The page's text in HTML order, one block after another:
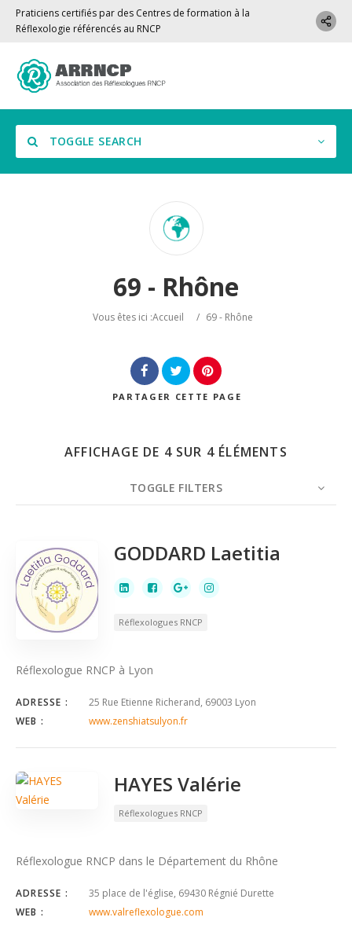
Praticiens certifiés par des Centres de formation à la
Réflexologie référencés au RNCP
TOGGLE SEARCH
Recherche
69 - Rhône
Vous êtes ici :Accueil / 69 - Rhône
PARTAGER CETTE PAGE
AFFICHAGE DE 4 SUR 4 ÉLÉMENTS
TOGGLE FILTERS
GODDARD Laetitia
Réflexologues RNCP
Réflexologue RNCP à Lyon
ADRESSE :
25 Rue Etienne Richerand, 69003 Lyon
WEB :
www.zenshiatsulyon.fr
HAYES Valérie
Réflexologues RNCP
Réflexologue RNCP dans le Département du Rhône
ADRESSE :
35 place de l'église, 69430 Régnié Durette
WEB :
www.valreflexologue.com